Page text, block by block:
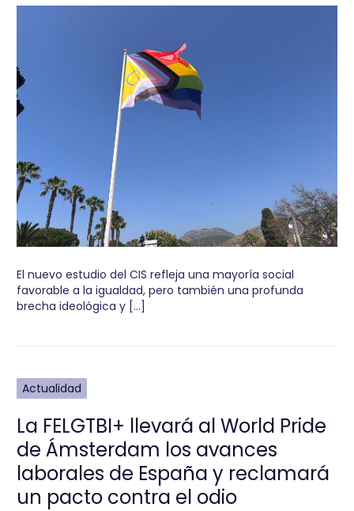
El nuevo estudio del CIS refleja una mayoría social
favorable a la igualdad, pero también una profunda
brecha ideológica y […]
Actualidad
La FELGTBI+ llevará al World Pride
de Ámsterdam los avances
laborales de España y reclamará
un pacto contra el odio